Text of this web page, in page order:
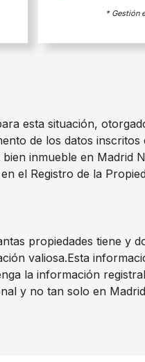
* Gestión
esta situación,
de los datos inscritos
inmueble en Madrid
el Registro de la
propiedades tiene y
valiosa.Esta
la información
y no tan solo en